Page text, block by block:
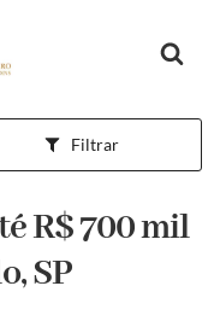
Filtrar
R$ 700 mil
SP